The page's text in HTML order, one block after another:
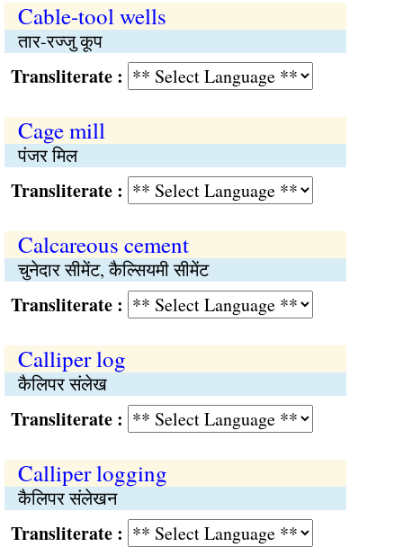
Cable-tool wells
तार-रज्जु कूप
:
Cage mill
पंजर मिल
:
Calcareous cement
चुनेदार सीमेंट, कैल्सियमी सीमेंट
:
Calliper log
कैलिपर संलेख
:
Calliper logging
कैलिपर संलेखन
: